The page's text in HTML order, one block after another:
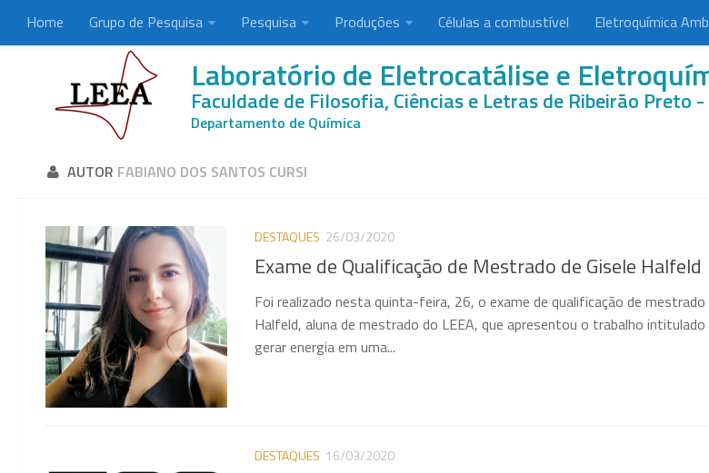
Home Grupo de Pesquisa Pesquisa Produções Células a combustível Eletroquímica
Laboratório de Eletrocatálise e
Faculdade de Filosofia, Ciências e Letras de Ribeirão Preto -
Departamento de Química
AUTOR FABIANO DOS SANTOS CURSI
DESTAQUES 26/03/2020
Exame de Qualificação de Mestrado de Gisele Halfeld
Foi realizado nesta quinta-feira, 26, o exame de qualificação de mestrado
Halfeld, aluna de mestrado do LEEA, que apresentou o trabalho intitulado
gerar energia em uma...
DESTAQUES 16/03/2020